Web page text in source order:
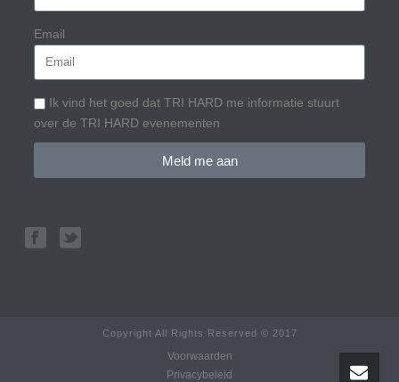
Email
Ik vind het goed dat TRI HARD me informatie stuurt
over de TRI HARD evenementen
Meld me aan
Copyright All Rights Reserved © 2017
Voorwaarden
Privacybeleid